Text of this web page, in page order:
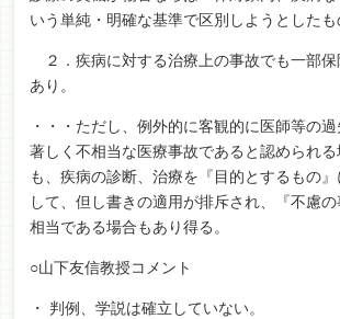
いう単純・明確な基準で区別しようとしたも
２．疾病に対する治療上の事故でも一部
あり。
・・・ただし、例外的に客観的に医師等の
著しく不相当な医療事故であると認められ
も、疾病の診断、治療を『目的とするもの
して、但し書きの適用が排斥され、『不慮
相当である場合もあり得る。
○山下友信教授コメント
・ 判例、学説は確立していない。